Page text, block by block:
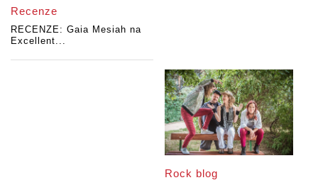
Recenze
RECENZE: Gaia Mesiah na
Excellent...
Rock blog